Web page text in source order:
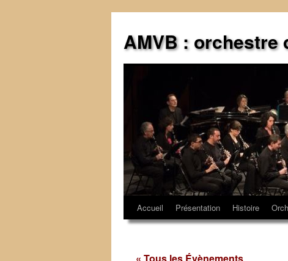
contenu
AMVB : orchestre
Accueil Présentation Histoire